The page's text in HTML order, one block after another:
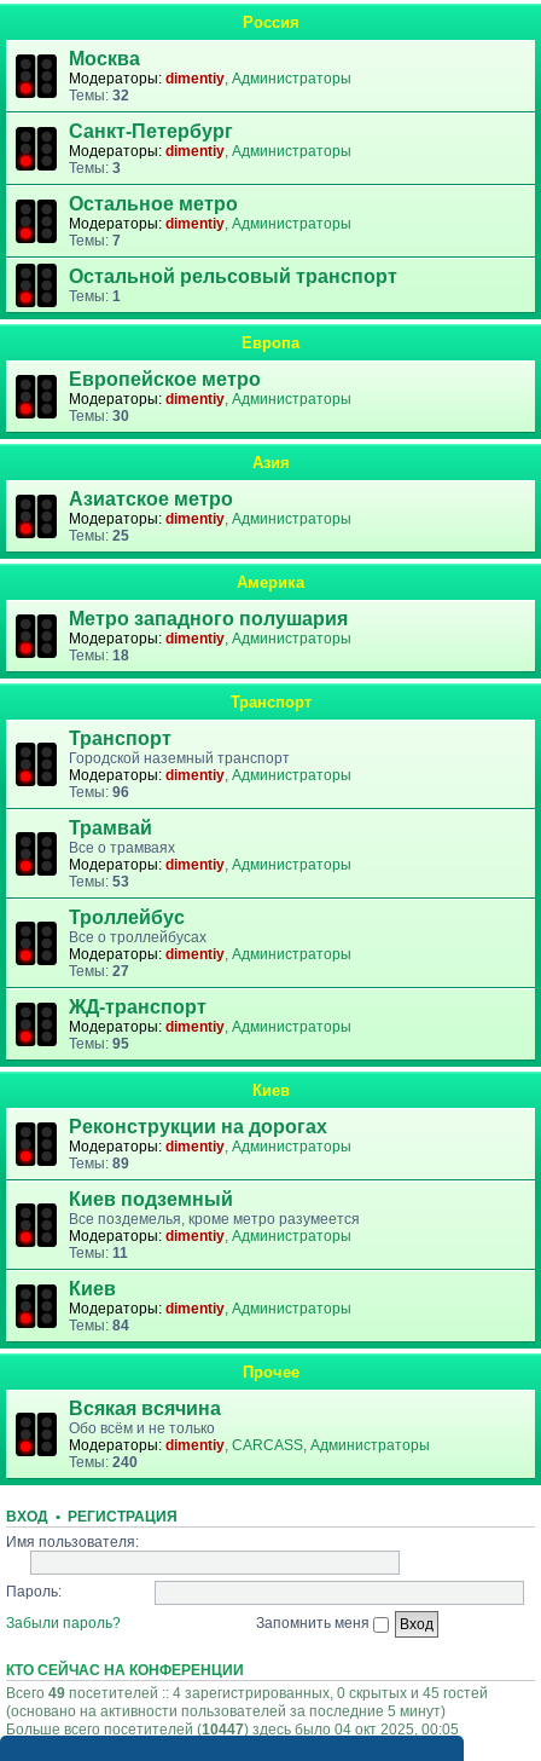
Россия
Москва
Модераторы: dimentiy, Администраторы
Темы: 32
Санкт-Петербург
Модераторы: dimentiy, Администраторы
Темы: 3
Остальное метро
Модераторы: dimentiy, Администраторы
Темы: 7
Остальной рельсовый транспорт
Темы: 1
Европа
Европейское метро
Модераторы: dimentiy, Администраторы
Темы: 30
Азия
Азиатское метро
Модераторы: dimentiy, Администраторы
Темы: 25
Америка
Метро западного полушария
Модераторы: dimentiy, Администраторы
Темы: 18
Транспорт
Транспорт
Городской наземный транспорт
Модераторы: dimentiy, Администраторы
Темы: 96
Трамвай
Все о трамваях
Модераторы: dimentiy, Администраторы
Темы: 53
Троллейбус
Все о троллейбусах
Модераторы: dimentiy, Администраторы
Темы: 27
ЖД-транспорт
Модераторы: dimentiy, Администраторы
Темы: 95
Киев
Реконструкции на дорогах
Модераторы: dimentiy, Администраторы
Темы: 89
Киев подземный
Все поздемелья, кроме метро разумеется
Модераторы: dimentiy, Администраторы
Темы: 11
Киев
Модераторы: dimentiy, Администраторы
Темы: 84
Прочее
Всякая всячина
Обо всём и не только
Модераторы: dimentiy, CARCASS, Администраторы
Темы: 240
ВХОД • РЕГИСТРАЦИЯ
Имя пользователя:
Пароль:
Забыли пароль?
Запомнить меня
КТО СЕЙЧАС НА КОНФЕРЕНЦИИ
Всего 49 посетителей :: 4 зарегистрированных, 0 скрытых и 45 гостей
(основано на активности пользователей за последние 5 минут)
Больше всего посетителей (10447) здесь было 04 окт 2025, 00:05